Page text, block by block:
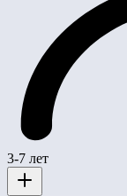
3-7 лет